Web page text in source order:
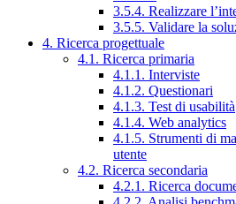
3.5.4. Realizzare
3.5.5. Validare la
4. Ricerca progettuale
4.1. Ricerca primaria
4.1.1. Interviste
4.1.2. Questionari
4.1.3. Test di usabilità
4.1.4. Web analytics
4.1.5. Strumenti di
utente
4.2. Ricerca secondaria
4.2.1. Ricerca